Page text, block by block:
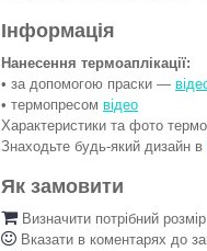
Інформація
Нанесення термоаплікації:
• за допомогою праски —
• термопресом відео
Характеристики та фото
Знаходьте будь-який дизайн
Як замовити
Визначити потрібний
Вказати в коментарях до